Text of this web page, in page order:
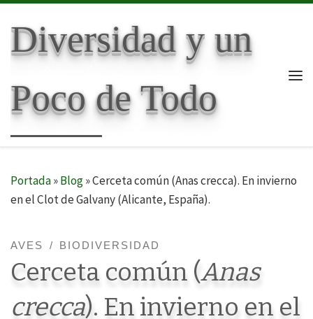
Diversidad y un
Poco de Todo
Portada»Blog»Cerceta común (Anas crecca). En invierno
en el Clot de Galvany (Alicante, España).
AVES BIODIVERSIDAD
Cerceta común (Anas
crecca). En invierno en el